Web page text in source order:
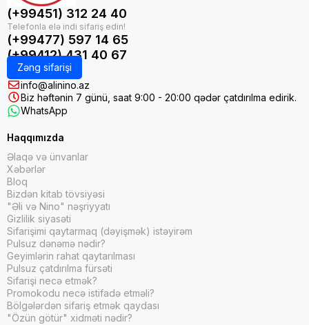
(+99451) 312 24 40
(+99477) 597 14 65
(+99412) 431 40 67
Zəng sifarişi
info@alinino.az
Biz həftənin 7 günü, saat 9:00 - 20:00 qədər çatdırılma edirik.
WhatsApp
Haqqımızda
Əlaqə və ünvanlar
Xəbərlər
Bloq
Bizdən kitab tövsiyəsi
"Əli və Nino" nəşriyyatı
Gizlilik siyasəti
Sifarişimi qaytarmaq (dəyişmək) istəyirəm
Pulsuz dənəmə nədir?
Geyimlərin rahat qaytarılması
Pulsuz çatdırılma fürsəti
Sifarişi necə etmək?
Promokodu necə istifadə etməli?
Bölgələrdən sifariş etmək qaydası
"Özün götür" xidməti nədir?